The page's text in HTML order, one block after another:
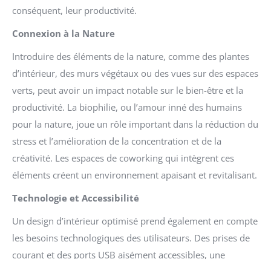
conséquent, leur productivité.
Connexion à la Nature
Introduire des éléments de la nature, comme des plantes
d’intérieur, des murs végétaux ou des vues sur des espaces
verts, peut avoir un impact notable sur le bien-être et la
productivité. La biophilie, ou l’amour inné des humains
pour la nature, joue un rôle important dans la réduction du
stress et l’amélioration de la concentration et de la
créativité. Les espaces de coworking qui intègrent ces
éléments créent un environnement apaisant et revitalisant.
Technologie et Accessibilité
Un design d’intérieur optimisé prend également en compte
les besoins technologiques des utilisateurs. Des prises de
courant et des ports USB aisément accessibles, une